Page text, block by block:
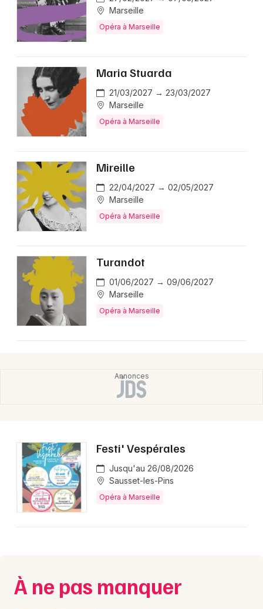
Marseille
Opéra à Marseille
Maria Stuarda
21/03/2027 → 23/03/2027
Marseille
Opéra à Marseille
Mireille
22/04/2027 → 02/05/2027
Marseille
Opéra à Marseille
Turandot
01/06/2027 → 09/06/2027
Marseille
Opéra à Marseille
Festi' Vespérales
Jusqu'au 26/08/2026
Sausset-les-Pins
Opéra à Marseille
À ne pas manquer